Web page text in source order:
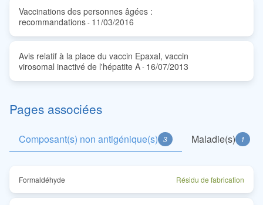
Vaccinations des personnes âgées :
recommandations- 11/03/2016
Avis relatif à la place du vaccin Epaxal, vaccin
virosomal inactivé de l'hépatite A- 16/07/2013
Pages associées
Composant(s) non antigénique(s) 3 Maladie(s) 1
Formaldéhyde Résidu de fabrication